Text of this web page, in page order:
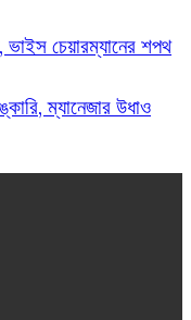
ভাইস চেয়ারম্যানের শপথ
ম্যানেজার উধাও